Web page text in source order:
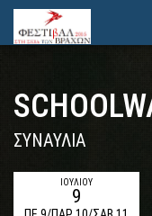
ΣΥΝΑΥΛΊΑ
ΙΟΥΛIOY
9